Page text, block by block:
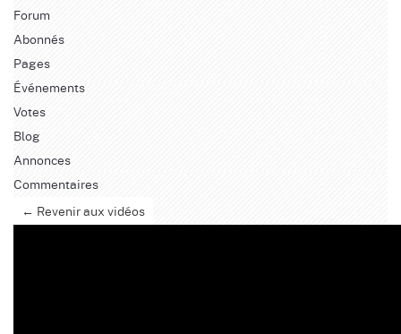
Forum
Abonnés
Pages
Événements
Votes
Blog
Annonces
Commentaires
← Revenir aux vidéos